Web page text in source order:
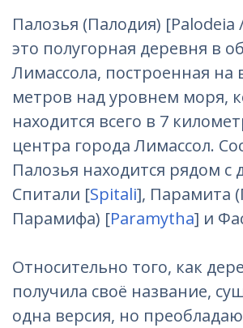
Палозья (Палодия) [Palodeia
это полугорная деревня в
Лимассола, построенная на
метров над уровнем моря,
находится всего в 7
центра города Лимассол.
Палозья находится рядом с
Спитали [Spitali], Парамита
Парамифа) [Paramytha] и
Относительно того, как
получила своё название,
одна версия, но